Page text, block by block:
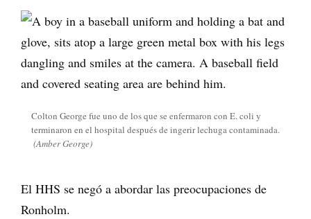
Colton George fue uno de los que se enfermaron con E. coli y
terminaron en el hospital después de ingerir lechuga contaminada.
(Amber George)
El HHS se negó a abordar las preocupaciones de
Ronholm.